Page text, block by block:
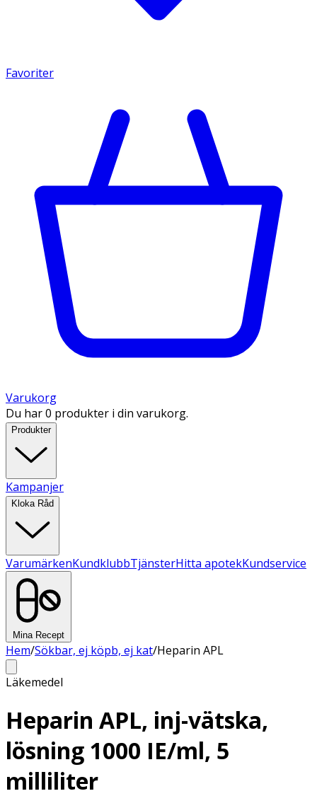
Favoriter
Varukorg
Du har 0 produkter i din varukorg.
Produkter
Kampanjer
Kloka Råd
VarumärkenKundklubbTjänsterHitta apotekKundservice
Mina Recept
Hem/Sökbar, ej köpb, ej kat/Heparin APL
Läkemedel
Heparin APL, inj-vätska,
lösning 1000 IE/ml, 5
milliliter